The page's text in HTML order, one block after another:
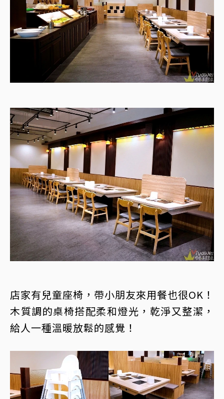
店家有兒童座椅，帶小朋友來用餐也很OK！
木質調的桌椅搭配柔和燈光，乾淨又整潔，
給人一種溫暖放鬆的感覺！